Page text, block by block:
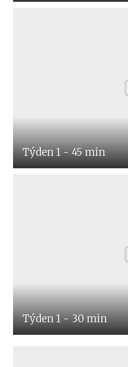
Týden 1 - 45 min
Týden 1 - 30 min